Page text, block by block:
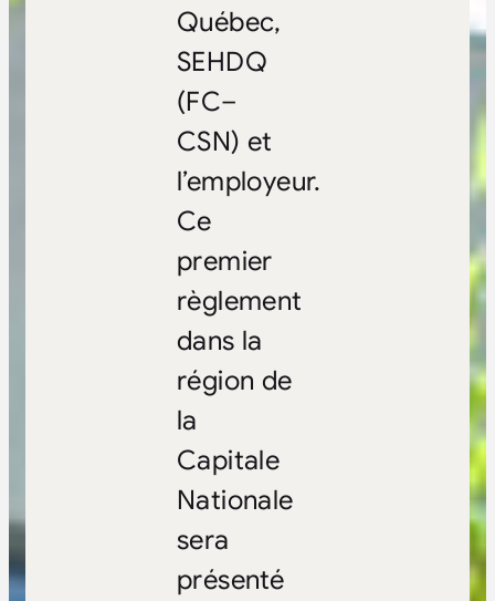
Québec,
SEHDQ
(FC–
CSN) et
l’employeur.
Ce
premier
règlement
dans la
région de
la
Capitale
Nationale
sera
présenté